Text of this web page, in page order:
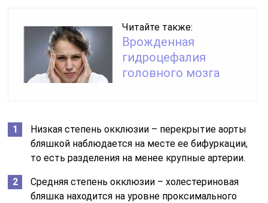
Читайте также:
Врожденная
гидроцефалия
головного мозга
Низкая степень окклюзии – перекрытие аорты
бляшкой наблюдается на месте ее бифуркации,
то есть разделения на менее крупные артерии.
Средняя степень окклюзии – холестериновая
бляшка находится на уровне проксимального